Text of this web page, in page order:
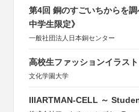
第4回 銅のすごいちからを
中学生限定》
一般社団法人日本銅センター
高校生ファッションイラス
文化学園大学
IIIARTMAN-CELL ～